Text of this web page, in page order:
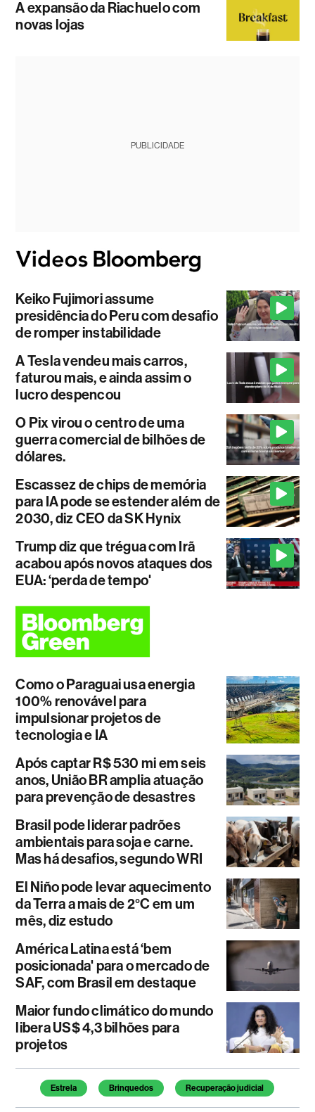
A expansão da Riachuelo com
novas lojas
PUBLICIDADE
Keiko Fujimori assume
presidência do Peru com desafio
de romper instabilidade
A Tesla vendeu mais carros,
faturou mais, e ainda assim o
lucro despencou
O Pix virou o centro de uma
guerra comercial de bilhões de
dólares.
Escassez de chips de memória
para IA pode se estender além de
2030, diz CEO da SK Hynix
Trump diz que trégua com Irã
acabou após novos ataques dos
EUA: ‘perda de tempo'
Como o Paraguai usa energia
100% renovável para
impulsionar projetos de
tecnologia e IA
Após captar R$ 530 mi em seis
anos, União BR amplia atuação
para prevenção de desastres
Brasil pode liderar padrões
ambientais para soja e carne.
Mas há desafios, segundo WRI
El Niño pode levar aquecimento
da Terra a mais de 2°C em um
mês, diz estudo
América Latina está ‘bem
posicionada' para o mercado de
SAF, com Brasil em destaque
Maior fundo climático do mundo
libera US$ 4,3 bilhões para
projetos
Temas deste artigo
Estrela Brinquedos Recuperação judicial